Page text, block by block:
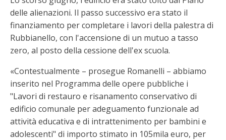
delle alienazioni. Il passo successivo era stato il
finanziamento per completare i lavori della palestra di
Rubbianello, con l'accensione di un mutuo a tasso
zero, al posto della cessione dell'ex scuola.
«Contestualmente – prosegue Romanelli – abbiamo
inserito nel Programma delle opere pubbliche i
"Lavori di restauro e risanamento conservativo di
edificio comunale per adeguamento funzionale ad
attività educativa e di intrattenimento per bambini e
adolescenti" di importo stimato in 105mila euro, per